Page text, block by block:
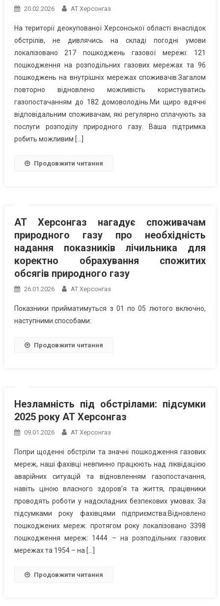
20.02.2026 АТ Херсонгаз
На території деокупованої Херсонської області внаслідок
обстрілів, не дивлячись на складі погодні умови
локалізовано 217 пошкоджень газової мережі: 121
пошкодження на розподільних газових мережах та 96
пошкоджень на внутрішніх мережах споживачів.Загалом
повторно відновлено можливість користуватись
газопостачанням до 182 домоволодінь.Ми щиро вдячні
відповідальним споживачам, які регулярно сплачують за
послуги розподілу природного газу. Ваша підтримка
робить можливим […]
Продовжити читання
АТ Херсонгаз нагадує споживачам
природного газу про необхідність
надання показників лічильника для
коректно обрахування спожитих
обсягів природного газу
26.01.2026 АТ Херсонгаз
Показники прийматимуться з 01 по 05 лютого включно,
наступними способами:
Продовжити читання
Незламність під обстрілами: підсумки
2025 року АТ Херсонгаз
09.01.2026 АТ Херсонгаз
Попри щоденні обстріли та значні пошкодження газових
мереж, наші фахівці невпинно працюють над ліквідацією
аварійних ситуацій та відновленням газопостачання,
навіть ціною власного здоров’я та життя, працівники
проводять роботи у надскладних безпекових умовах. За
підсумками року фахівцями підприємства:Відновлено
пошкоджених мереж: протягом року локалізовано 3398
пошкодження мереж: 1444 – на розподільних газових
мережах та 1954 – на […]
Продовжити читання